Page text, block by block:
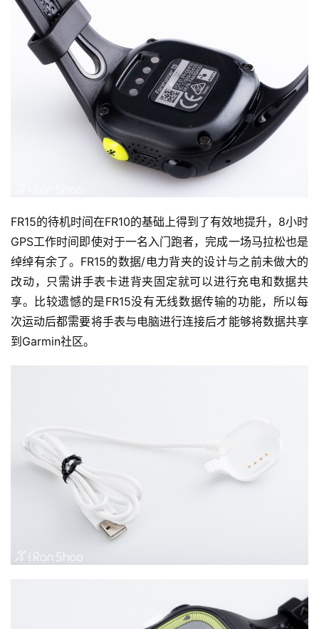
赛
视
频
用
户
精
选
FR15的待机时间在FR10的基础上得到了有效地提升，8小时
GPS工作时间即使对于一名入门跑者，完成一场马拉松也是
绰绰有余了。FR15的数据/电力背夹的设计与之前未做大的
改动，只需讲手表卡进背夹固定就可以进行充电和数据共
享。比较遗憾的是FR15没有无线数据传输的功能，所以每
次运动后都需要将手表与电脑进行连接后才能够将数据共享
到Garmin社区。